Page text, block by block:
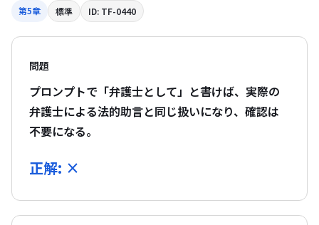
第5章 標準 ID: TF-0440
問題
プロンプトで「弁護士として」と書けば、実際の
弁護士による法的助言と同じ扱いになり、確認は
不要になる。
正解: ×